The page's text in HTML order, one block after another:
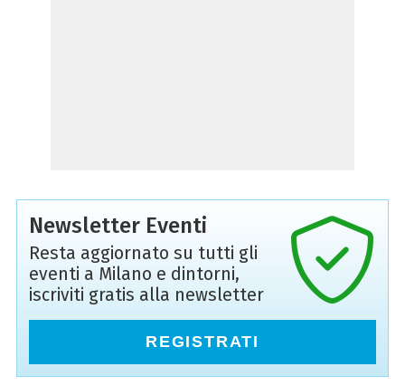
Newsletter Eventi
Resta aggiornato su tutti gli
eventi a Milano e dintorni,
iscriviti gratis alla newsletter
REGISTRATI